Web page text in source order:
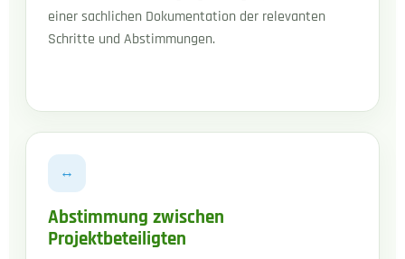
einer sachlichen Dokumentation der relevanten
Schritte und Abstimmungen.
↔
Abstimmung zwischen
Projektbeteiligten